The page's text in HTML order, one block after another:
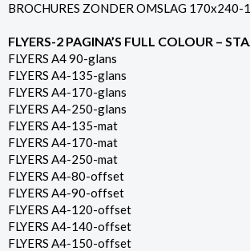
BROCHURES ZONDER OMSLAG 170x240-
FLYERS-2 PAGINA’S FULL COLOUR –
FLYERS A4 90-glans
FLYERS A4-135-glans
FLYERS A4-170-glans
FLYERS A4-250-glans
FLYERS A4-135-mat
FLYERS A4-170-mat
FLYERS A4-250-mat
FLYERS A4-80-offset
FLYERS A4-90-offset
FLYERS A4-120-offset
FLYERS A4-140-offset
FLYERS A4-150-offset